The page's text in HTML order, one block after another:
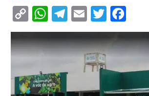
Copy
Link
WhatsApp
Telegram
EmailTwitter